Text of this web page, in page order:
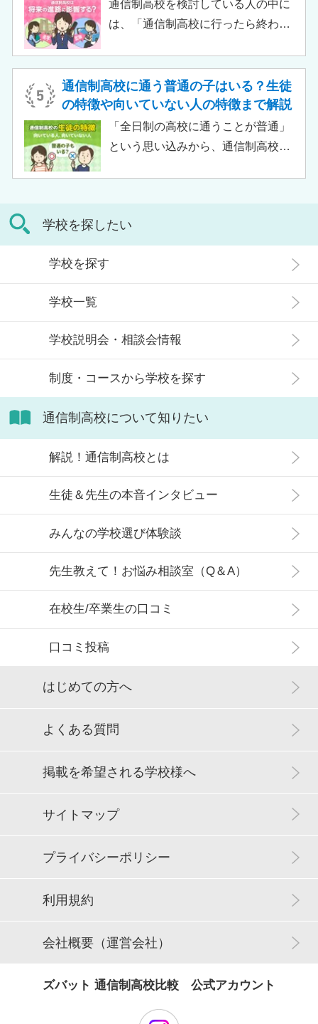
る生活面での相談など手厚い支援が
でしょう。 この記事では、サポート
校の特徴や通信制高校との違い、メ
リット・デメリットについて解説し
ます。
通信制高校を検討している人の中に
は、「通信制高校に行ったら終わ
がある人もいるのではないでしょう
か。 結論から言うと、通信制高校に
行ったからといって「人生終了」で
は決してありません。通信制高校で
の記事では、通信制高校に行くこと
が人生終わりではない理由や、通う
せた高校選びについて解説します。
通信制高校に通う普通の子はいる？生徒
の特徴や向いていない人の特徴まで解説
「全日制の高校に通うことが普通」
という思い込みから、通信制高校へ
生徒」などが通う学校という、先入
観がある人もいるかもしれません。
増加傾向にあり、さまざまな生徒が
在籍しています。 この記事では、通
信制高校にはどのような生徒が通っ
ているかや、通信制高校に向いてい
ます。
学校を探したい
学校を探す
学校一覧
学校説明会・相談会情報
制度・コースから学校を探す
通信制高校について知りたい
解説！通信制高校とは
生徒＆先生の本音インタビュー
みんなの学校選び体験談
先生教えて！お悩み相談室（Q＆A）
在校生/卒業生の口コミ
口コミ投稿
はじめての方へ
よくある質問
掲載を希望される学校様へ
サイトマップ
プライバシーポリシー
利用規約
会社概要（運営会社）
ズバット 通信制高校比較 公式アカウント